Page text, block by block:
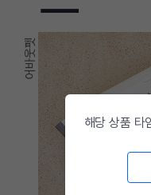
해당 상품 타